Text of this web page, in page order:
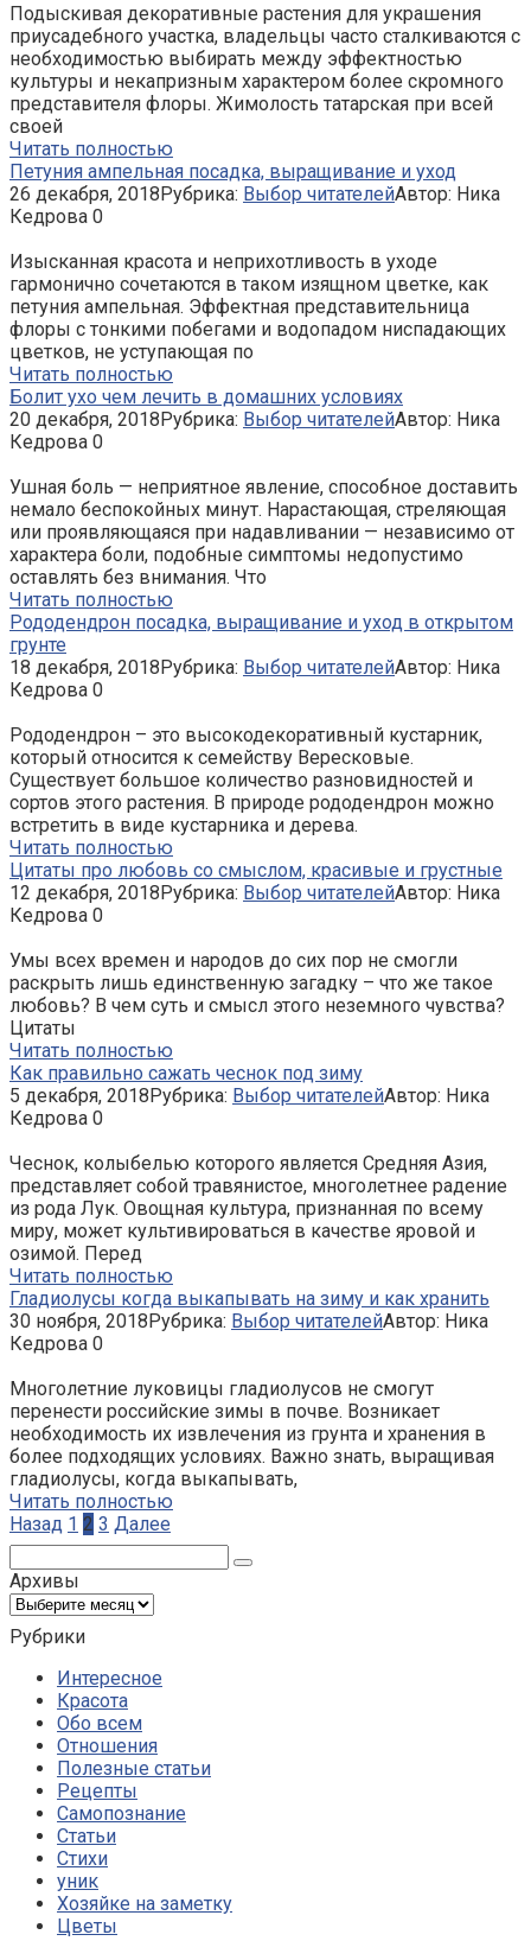
Подыскивая декоративные растения для украшения
приусадебного участка, владельцы часто сталкиваются с
необходимостью выбирать между эффектностью
культуры и некапризным характером более скромного
представителя флоры. Жимолость татарская при всей
своей
Читать полностью
Петуния ампельная посадка, выращивание и уход
26 декабря, 2018Рубрика: Выбор читателейАвтор: Ника
Кедрова 0
Изысканная красота и неприхотливость в уходе
гармонично сочетаются в таком изящном цветке, как
петуния ампельная. Эффектная представительница
флоры с тонкими побегами и водопадом ниспадающих
цветков, не уступающая по
Читать полностью
Болит ухо чем лечить в домашних условиях
20 декабря, 2018Рубрика: Выбор читателейАвтор: Ника
Кедрова 0
Ушная боль — неприятное явление, способное доставить
немало беспокойных минут. Нарастающая, стреляющая
или проявляющаяся при надавливании — независимо от
характера боли, подобные симптомы недопустимо
оставлять без внимания. Что
Читать полностью
Рододендрон посадка, выращивание и уход в открытом
грунте
18 декабря, 2018Рубрика: Выбор читателейАвтор: Ника
Кедрова 0
Рододендрон – это высокодекоративный кустарник,
который относится к семейству Вересковые.
Существует большое количество разновидностей и
сортов этого растения. В природе рододендрон можно
встретить в виде кустарника и дерева.
Читать полностью
Цитаты про любовь со смыслом, красивые и грустные
12 декабря, 2018Рубрика: Выбор читателейАвтор: Ника
Кедрова 0
Умы всех времен и народов до сих пор не смогли
раскрыть лишь единственную загадку – что же такое
любовь? В чем суть и смысл этого неземного чувства?
Цитаты
Читать полностью
Как правильно сажать чеснок под зиму
5 декабря, 2018Рубрика: Выбор читателейАвтор: Ника
Кедрова 0
Чеснок, колыбелью которого является Средняя Азия,
представляет собой травянистое, многолетнее радение
из рода Лук. Овощная культура, признанная по всему
миру, может культивироваться в качестве яровой и
озимой. Перед
Читать полностью
Гладиолусы когда выкапывать на зиму и как хранить
30 ноября, 2018Рубрика: Выбор читателейАвтор: Ника
Кедрова 0
Многолетние луковицы гладиолусов не смогут
перенести российские зимы в почве. Возникает
необходимость их извлечения из грунта и хранения в
более подходящих условиях. Важно знать, выращивая
гладиолусы, когда выкапывать,
Читать полностью
Пагинация
записей
Назад 1 2 3 Далее
Архивы
Архивы
Рубрики
Интересное
Красота
Обо всем
Отношения
Полезные статьи
Рецепты
Самопознание
Статьи
Стихи
уник
Хозяйке на заметку
Цветы